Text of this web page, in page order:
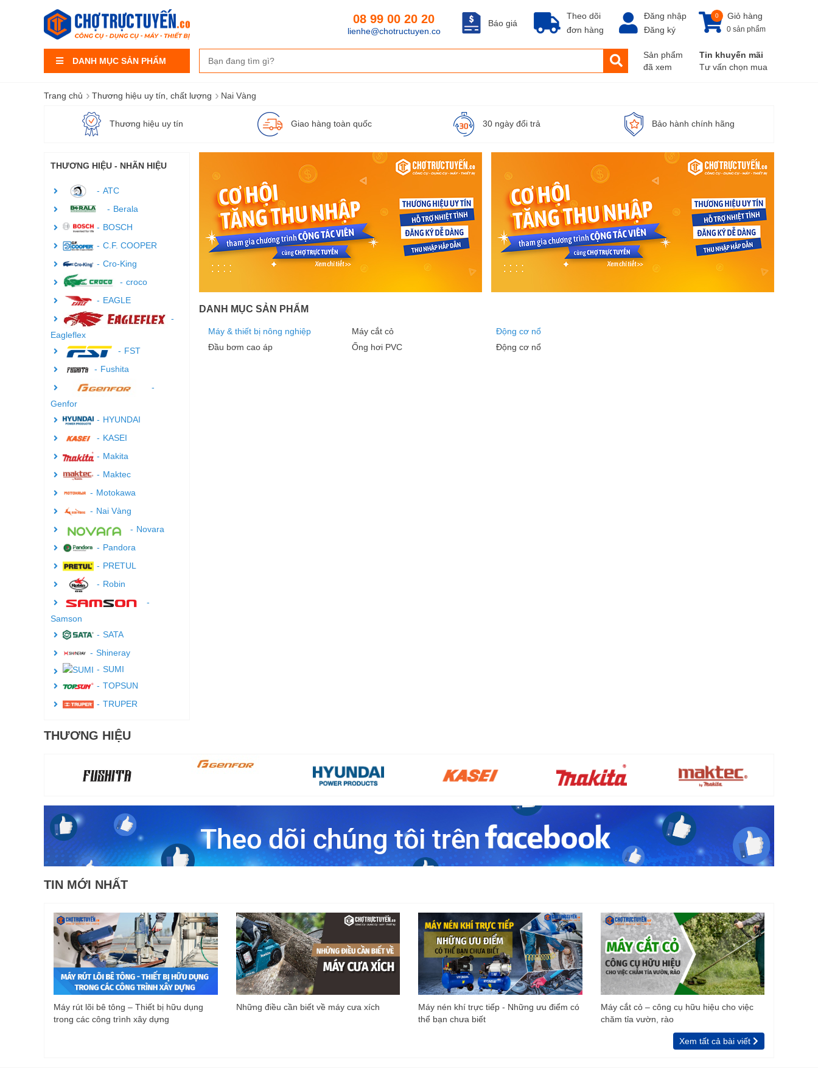
DANH MỤC SẢN PHẨM
Theo dõi
đơn hàng
Báo giá
08 99 00 20 20
lienhe@chotructuyen.co
Đăng nhập
Đăng ký
Giỏ hàng
0
0 sản phẩm
Sản phẩm
đã xem
Tin khuyến mãi
Tư vấn chọn mua
Trang chủ › Thương hiệu uy tín, chất lượng › Nai Vàng
Thương hiệu uy tín Giao hàng toàn quốc 30 ngày đổi trả Bảo hành chính hãng
DANH MỤC SẢN PHẨM
Máy & thiết bị nông nghiệp
Đầu bơm cao áp
Máy cắt cỏ
Ống hơi PVC
Động cơ nổ
Động cơ nổ
THƯƠNG HIỆU - NHÃN HIỆU
ATC
Berala
BOSCH
C.F. COOPER
Cro-King
croco
EAGLE
Eagleflex
FST
Fushita
Genfor
HYUNDAI
KASEI
Makita
Maktec
Motokawa
Nai Vàng
Novara
Pandora
PRETUL
Robin
Samson
SATA
Shineray
SUMI
TOPSUN
TRUPER
THƯƠNG HIỆU
TIN MỚI NHẤT
Máy rút lõi bê tông – Thiết bị hữu dụng
trong các công trình xây dựng
Những điều cần biết về máy cưa xích
Máy nén khí trực tiếp - Những ưu điểm có
thể bạn chưa biết
Máy cắt cỏ – công cụ hữu hiệu cho việc
chăm tỉa vườn, rào
Xem tất cả bài viết